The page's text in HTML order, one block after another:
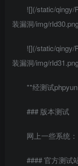
![](/static/qingy/
装漏洞/img/
![](/static/qingy/
装漏洞/img/
**经测试
### 版本测试
网上一些系统：
#### 官方测试